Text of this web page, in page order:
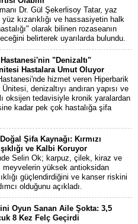
Dr. Gül Şekerlisoy Tatar, yaz
yüz kızarıklığı ve hassasiyetin halk
olarak bilinen rozaseanın
belirterek uyarılarda bulundu.
"Denizaltı"
Hastalara Umut Oluyor
hizmet veren Hiperbarik
denizaltıyı andıran yapısı ve
oksijen tedavisiyle kronik yaralardan
kadar pek çok hastalığa şifa
Şifa Kaynağı: Kırmızı
ve Kalbi Koruyor
Selin Ok; karpuz, çilek, kiraz ve
meyvelerin yüksek antioksidan
güçlendirdiğini ve kanser riskini
olduğunu açıkladı.
Oyun Sanan Aile Şokta: 3,5
8 Kez Felç Geçirdi